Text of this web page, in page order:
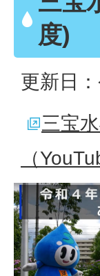
度)
更新日
三宝
（